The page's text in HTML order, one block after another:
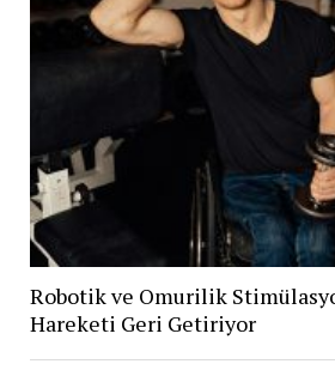
Robotik ve Omurilik
Hareketi Geri Getiriyor